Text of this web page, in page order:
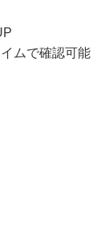
ムで確認可能